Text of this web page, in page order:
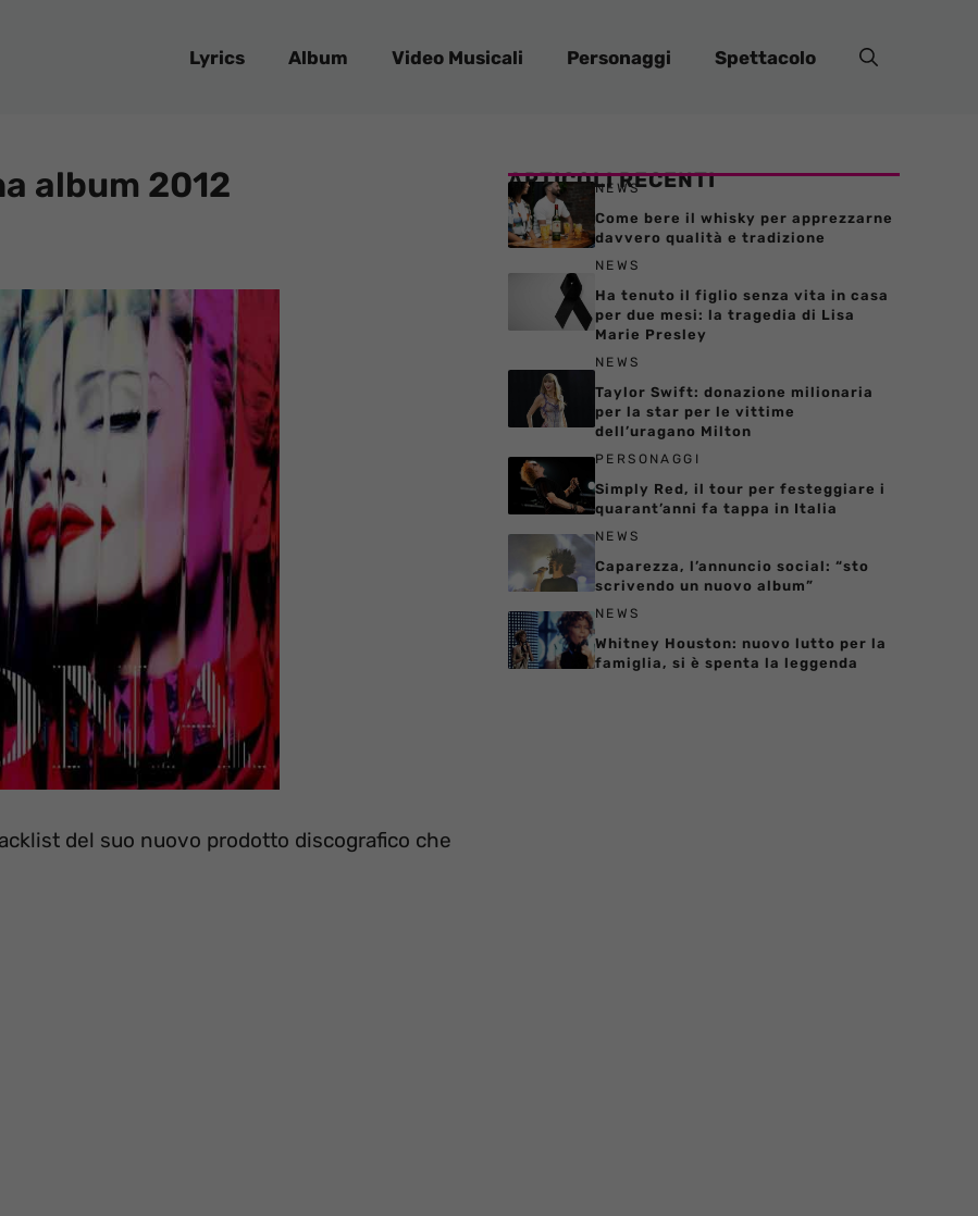
Lyrics Album Video Musicali Personaggi Spettacolo
album 2012
del suo nuovo prodotto discografico che
ARTICOLI RECENTI
NEWS
Come bere il whisky per apprezzarne
davvero qualità e tradizione
NEWS
Ha tenuto il figlio senza vita in casa
per due mesi: la tragedia di Lisa
Marie Presley
NEWS
Taylor Swift: donazione milionaria
per la star per le vittime
dell’uragano Milton
PERSONAGGI
Simply Red, il tour per festeggiare i
quarant’anni fa tappa in Italia
NEWS
Caparezza, l’annuncio social: “sto
scrivendo un nuovo album”
NEWS
Whitney Houston: nuovo lutto per la
famiglia, si è spenta la leggenda